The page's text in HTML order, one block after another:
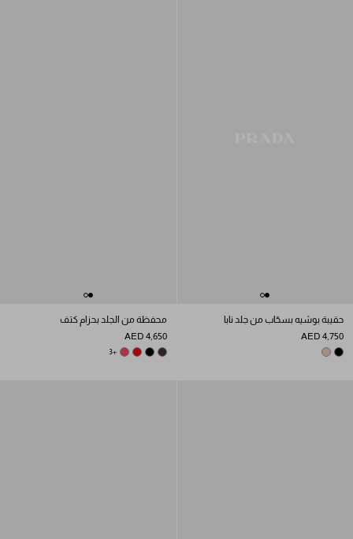
حقيبة بوشيه بسحّاب من جلد نابا
AED 4,750
BLACK
OPAL
محفظة من الجلد بحزام كتف
AED 4,650
DARK BROWN
BLACK
RED
PEONY PINK
+3